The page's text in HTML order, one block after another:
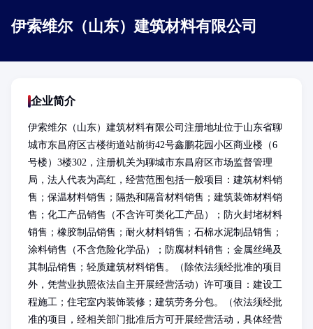
伊索维尔（山东）建筑材料有限公司
企业简介
伊索维尔（山东）建筑材料有限公司注册地址位于山东省聊
城市东昌府区古楼街道站前街42号鑫鹏花园小区商业楼（6
号楼）3楼302，注册机关为聊城市东昌府区市场监督管理
局，法人代表为高红，经营范围包括一般项目：建筑材料销
售；保温材料销售；隔热和隔音材料销售；建筑装饰材料销
售；化工产品销售（不含许可类化工产品）；防火封堵材料
销售；橡胶制品销售；耐火材料销售；石棉水泥制品销售；
涂料销售（不含危险化学品）；防腐材料销售；金属丝绳及
其制品销售；轻质建筑材料销售。（除依法须经批准的项目
外，凭营业执照依法自主开展经营活动）许可项目：建设工
程施工；住宅室内装饰装修；建筑劳务分包。（依法须经批
准的项目，经相关部门批准后方可开展经营活动，具体经营